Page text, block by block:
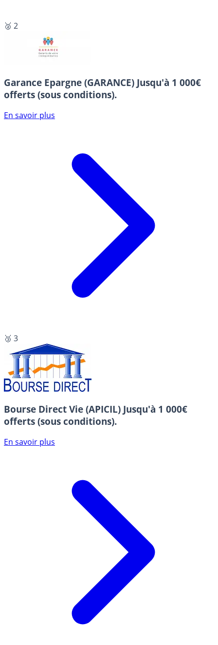
🥈 2
Garance Epargne (GARANCE) Jusqu'à 1 000€
offerts (sous conditions).
En savoir plus
🥉 3
Bourse Direct Vie (APICIL) Jusqu'à 1 000€
offerts (sous conditions).
En savoir plus